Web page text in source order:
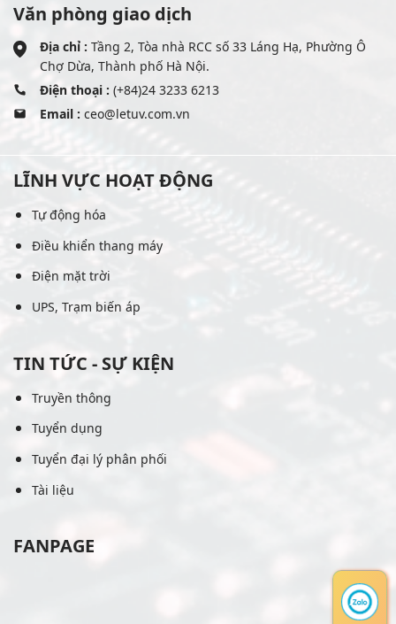
Văn phòng giao dịch
Địa chỉ : Tầng 2, Tòa nhà RCC số 33 Láng Hạ, Phường Ô
Chợ Dừa, Thành phố Hà Nội.
Điện thoại : (+84)24 3233 6213
Email : ceo@letuv.com.vn
LĨNH VỰC HOẠT ĐỘNG
Tự động hóa
Điều khiển thang máy
Điện mặt trời
UPS, Trạm biến áp
TIN TỨC - SỰ KIỆN
Truyền thông
Tuyển dụng
Tuyển đại lý phân phối
Tài liệu
FANPAGE